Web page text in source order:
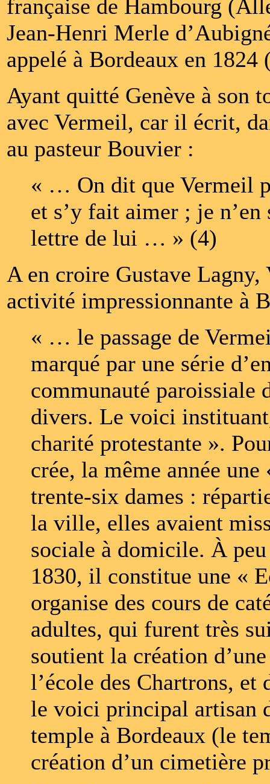
française de Hambourg
Jean-Henri Merle
appelé à Bordeaux en 1824
Ayant quitté Genève à son
avec Vermeil, car il écrit,
au pasteur Bouvier :
« … On dit que Vermeil
et s’y fait aimer ; je n’en
lettre de lui … » (4)
A en croire Gustave
activité impressionnante à
« … le passage de
marqué par une série
communauté paroissiale
divers. Le voici
charité protestante ».
crée, la même année
trente-six dames :
la ville, elles avaient
sociale à domicile. À
1830, il constitue une «
organise des cours de
adultes, qui furent très
soutient la création
l’école des Chartrons, et
le voici principal artisan
temple à Bordeaux (le
création d’un cimetière